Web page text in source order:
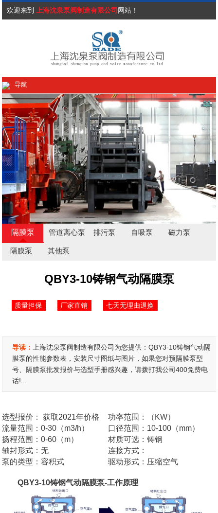
欢迎来到 上海沈泉泵阀制造有限公司 网站！
导航
隔膜泵 管道离心泵 排污泵 自吸泵 磁力泵
隔膜泵 其他泵
QBY3-10铸钢气动隔膜泵
质量担保 厂家直销 七天无理由退换
导读：
上海沈泉泵阀制造有限公司为您提供：QBY3-10铸钢气动隔
膜泵的性能参数表，安装尺寸图纸与图片，如果您对预隔膜泵型
号、隔膜泵批发报价与选型手册感兴趣，请拨打我公司400免费电
话!...
选型报价：
获取2021年价格
流量范围：0-30（m3/h）
扬程范围：0-60（m）
轴封形式：无
泵的类型：容积式
功率范围：（KW）
口径范围：10-100（mm）
材质可选：铸钢
连接方式：
驱动形式：压缩空气
QBY3-10铸钢气动隔膜泵-工作原理